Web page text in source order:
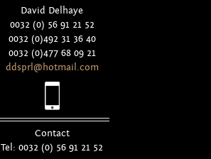
David Delhaye
0032 (0) 56 91 21 52
0032 (0)492 31 36 40
0032 (0)477 68 09 21
ddsprl@hotmail.com
Contact
Tel: 0032 (0) 56 91 21 52